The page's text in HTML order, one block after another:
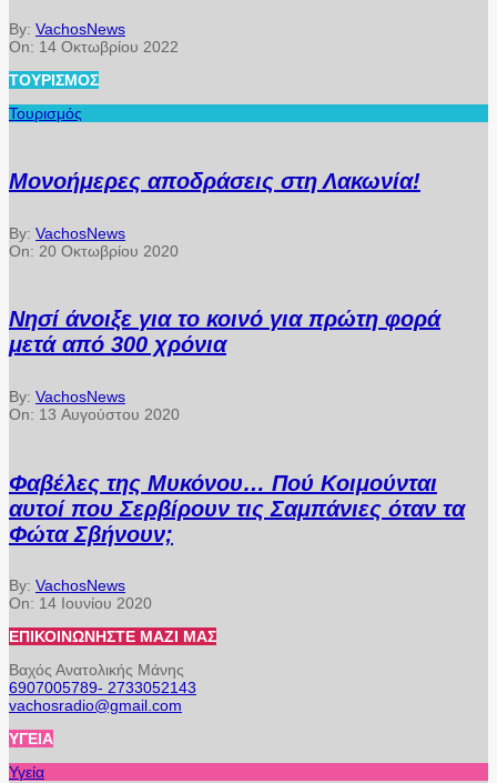
By: VachosNews
On: 14 Οκτωβρίου 2022
ΤΟΥΡΙΣΜΌΣ
Τουρισμός
Μονοήμερες αποδράσεις στη Λακωνία!
By: VachosNews
On: 20 Οκτωβρίου 2020
Νησί άνοιξε για το κοινό για πρώτη φορά
μετά από 300 χρόνια
By: VachosNews
On: 13 Αυγούστου 2020
Φαβέλες της Μυκόνου… Πού Κοιμούνται
αυτοί που Σερβίρουν τις Σαμπάνιες όταν τα
Φώτα Σβήνουν;
By: VachosNews
On: 14 Ιουνίου 2020
ΕΠΙΚΟΙΝΩΝΉΣΤΕ ΜΑΖΊ ΜΑΣ
Βαχός Ανατολικής Μάνης
6907005789- 2733052143
vachosradio@gmail.com
ΥΓΕΊΑ
Υγεία